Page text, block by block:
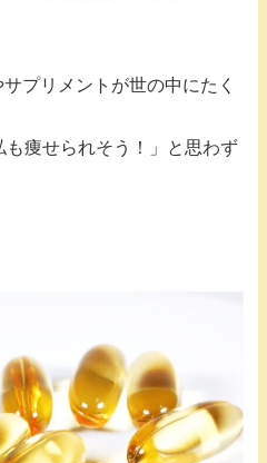
プリメントが世の中にたく
痩せられそう！」と思わず